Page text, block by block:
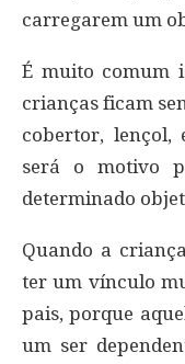
carregarem um
É muito comum
crianças ficam
cobertor, lençol,
será o motivo
determinado
Quando a
ter um vínculo
pais, porque
um ser